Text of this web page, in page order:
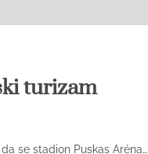
turizam
se stadion Puskas Aréna…